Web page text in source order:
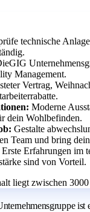
technische
Management.
Vertrag,
Moderne
dein Wohlbefinden.
Gestalte
Team und bring
Erste Erfahrungen im
sind von Vorteil.
liegt zwischen
ist